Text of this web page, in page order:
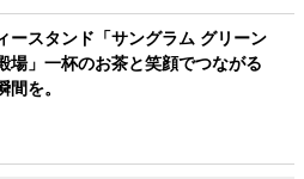
ースタンド「サングラム グリーン
場」一杯のお茶と笑顔でつながる
間を。